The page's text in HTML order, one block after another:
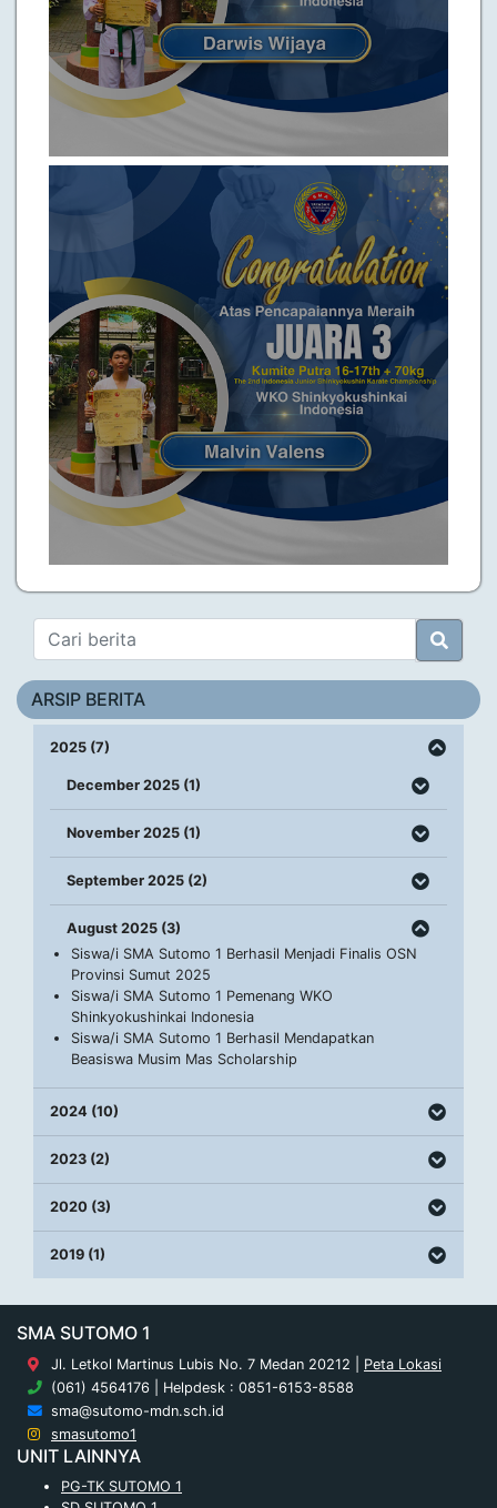
ARSIP BERITA
2025 (7)
December 2025 (1)
November 2025 (1)
September 2025 (2)
August 2025 (3)
Siswa/i SMA Sutomo 1 Berhasil Menjadi Finalis OSN
Provinsi Sumut 2025
Siswa/i SMA Sutomo 1 Pemenang WKO
Shinkyokushinkai Indonesia
Siswa/i SMA Sutomo 1 Berhasil Mendapatkan
Beasiswa Musim Mas Scholarship
2024 (10)
2023 (2)
2020 (3)
2019 (1)
SMA SUTOMO 1
Jl. Letkol Martinus Lubis No. 7 Medan 20212 | Peta Lokasi
(061) 4564176 | Helpdesk : 0851-6153-8588
sma@sutomo-mdn.sch.id
smasutomo1
UNIT LAINNYA
PG-TK SUTOMO 1